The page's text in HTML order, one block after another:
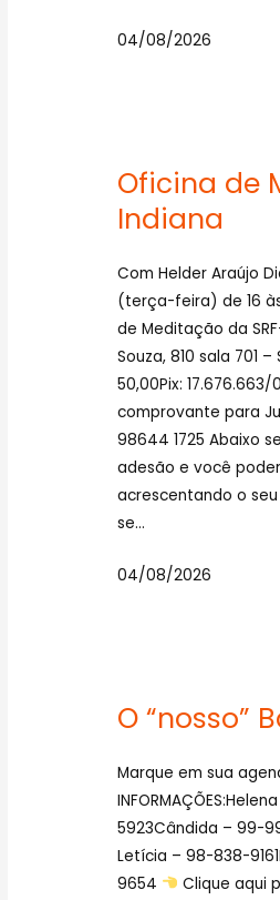
04/08/2026
Oficina de
Indiana
Com Helder Araújo
(terça-feira) de 16
de Meditação da
Souza, 810 sala 701 –
50,00Pix: 17.676.663/
comprovante para
98644 1725 Abaixo
adesão e você
acrescentando o
se…
04/08/2026
O “nosso”
Marque em sua
5923Cândida – 99-
Letícia – 98-838-
9654
Clique aqui